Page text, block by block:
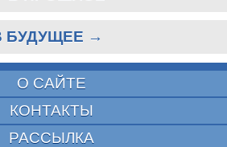
БУДУЩЕЕ →
О САЙТЕ
КОНТАКТЫ
РАССЫЛКА